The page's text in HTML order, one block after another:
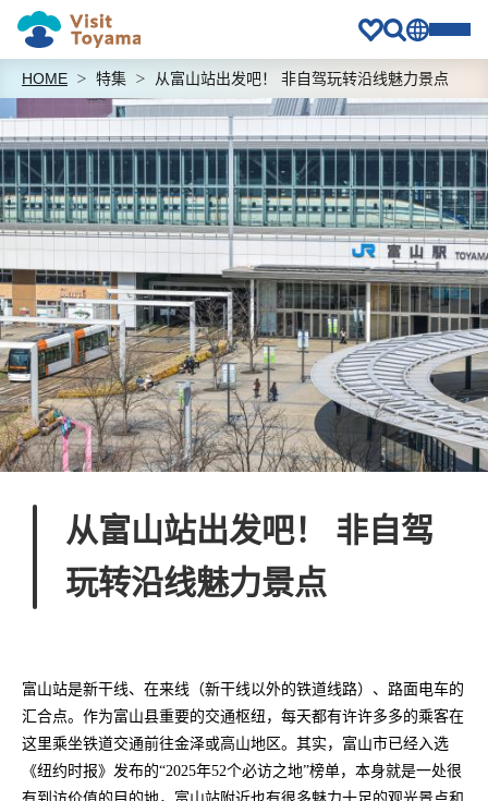
HOME 特集 从富山站出发吧！ 非自驾玩转沿线魅力景点
从富山站出发吧！ 非自驾
玩转沿线魅力景点
富山站是新干线、在来线（新干线以外的铁道线路）、路面电车的
汇合点。作为富山县重要的交通枢纽，每天都有许许多多的乘客在
这里乘坐铁道交通前往金泽或高山地区。其实，富山市已经入选
《纽约时报》发布的“2025年52个必访之地”榜单，本身就是一处很